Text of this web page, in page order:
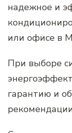
надежное и
или офисе в
При выборе
гарантию и